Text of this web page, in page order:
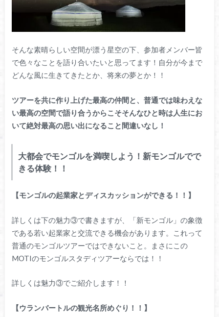
そんな素晴らしい空間が漂う星空の下、参加者メンバー皆
で色々なことを語り合いたいと思ってます！自分が今まで
どんな風に生きてきたとか、将来の夢とか！！
ツアーを共に作り上げた最高の仲間と、普通では味わえな
い最高の空間で語り合うからこそそんなひと時は人生にお
いて絶対最高の思い出になること間違いなし！
大都会でモンゴルを満喫しよう！新モンゴルでで
きる体験！！
【モンゴルの起業家とディスカッションができる！！】
詳しくは下の魅力③で書きますが、「新モンゴル」の象徴
である若い起業家と交流できる機会があります。これって
普通のモンゴルツアーではできないこと。まさにこの
MOTIのモンゴルスタディツアーならでは！！
詳しくは魅力③でご紹介します！！
【ウランバートルの観光名所めぐり！！】